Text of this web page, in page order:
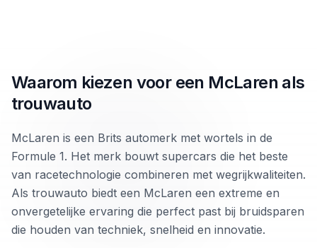
Waarom kiezen voor een McLaren als
trouwauto
McLaren is een Brits automerk met wortels in de
Formule 1. Het merk bouwt supercars die het beste
van racetechnologie combineren met wegrijkwaliteiten.
Als trouwauto biedt een McLaren een extreme en
onvergetelijke ervaring die perfect past bij bruidsparen
die houden van techniek, snelheid en innovatie.